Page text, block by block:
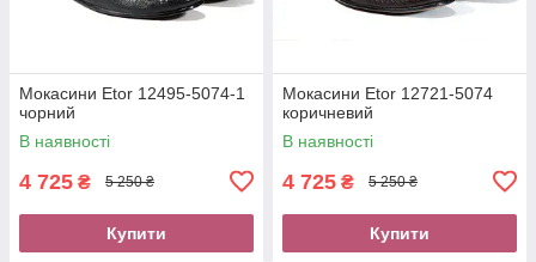
Мокасини Etor 12495-5074-1
чорний
В наявності
4 725 ₴ 5 250 ₴
Купити
Мокасини Etor 12721-5074
коричневий
В наявності
4 725 ₴ 5 250 ₴
Купити